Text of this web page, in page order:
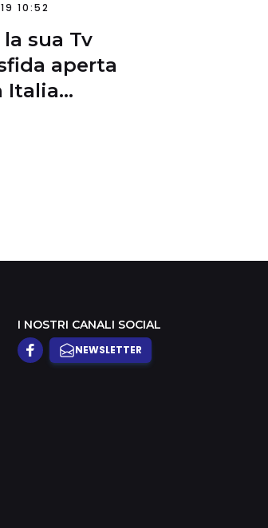
10:52
sua Tv
aperta
Italia
I NOSTRI CANALI SOCIAL
NEWSLETTER